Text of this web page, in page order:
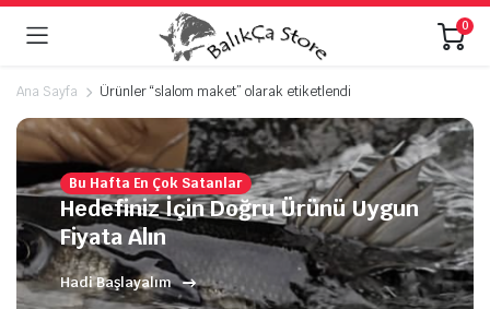
0
Ana Sayfa Ürünler “slalom maket” olarak etiketlendi
Bu Hafta En Çok Satanlar
Hedefiniz İçin Doğru Ürünü Uygun
Fiyata Alın
Hadi Başlayalım